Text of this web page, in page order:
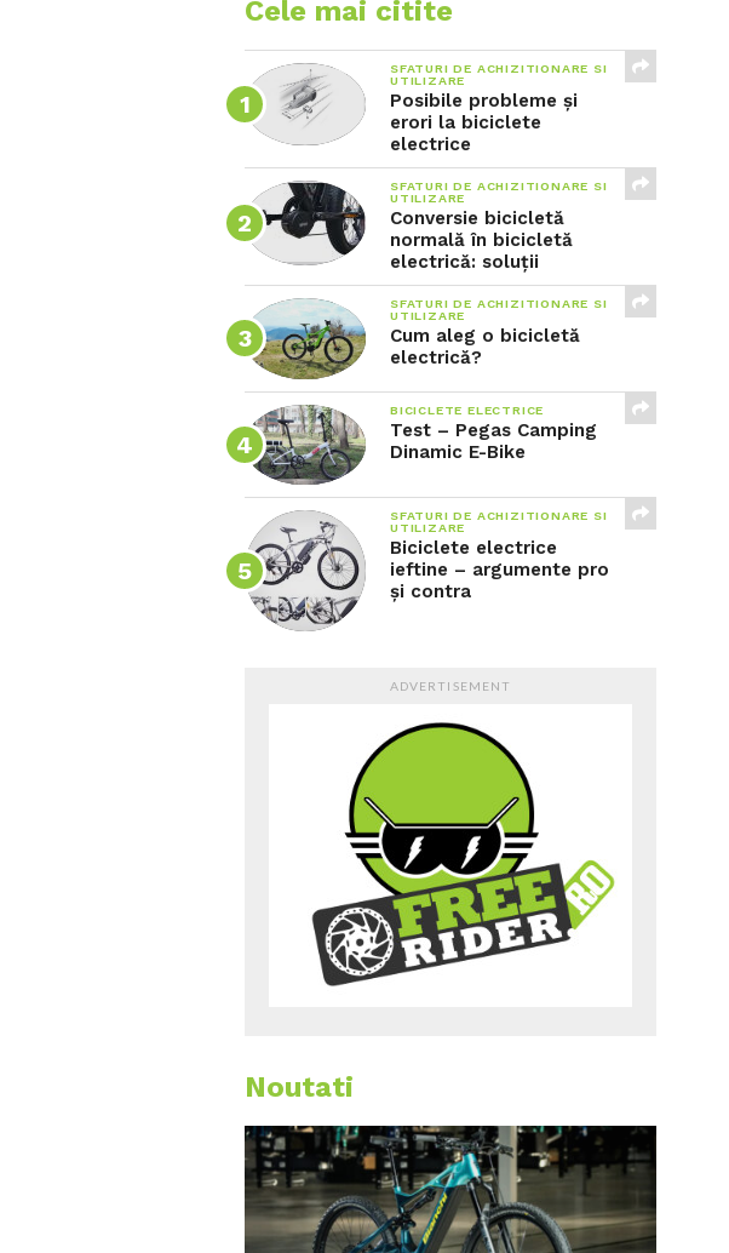
Cele mai citite
SFATURI DE ACHIZITIONARE SI
UTILIZARE
Posibile probleme și
erori la biciclete
electrice
SFATURI DE ACHIZITIONARE SI
UTILIZARE
Conversie bicicletă
normală în bicicletă
electrică: soluții
SFATURI DE ACHIZITIONARE SI
UTILIZARE
Cum aleg o bicicletă
electrică?
BICICLETE ELECTRICE
Test – Pegas Camping
Dinamic E-Bike
SFATURI DE ACHIZITIONARE SI
UTILIZARE
Biciclete electrice
ieftine – argumente pro
și contra
ADVERTISEMENT
Noutati